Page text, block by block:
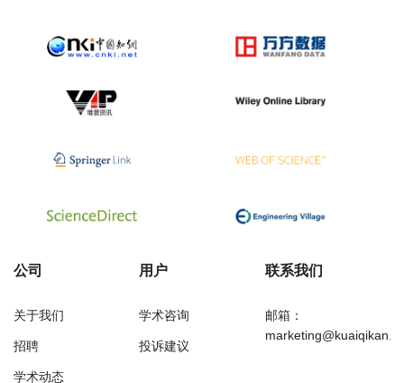
公司
关于我们
招聘
学术动态
用户
学术咨询
投诉建议
联系我们
邮箱：